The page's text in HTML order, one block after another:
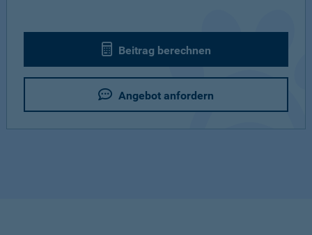
Beitrag berechnen
Angebot anfordern